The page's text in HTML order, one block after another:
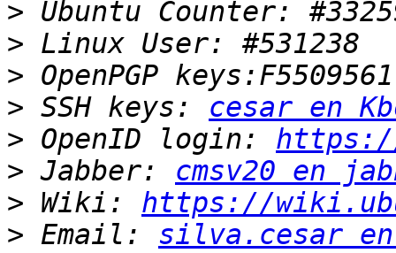
>
>
>
> SSH keys: cesar en
> OpenID login: https://
> Jabber: cmsv20 en
> Wiki: https://
> Email: silva.cesar